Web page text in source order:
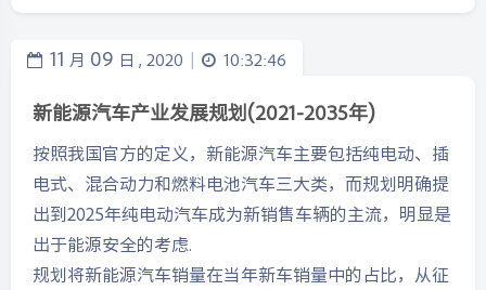
11 月 09 日 , 2020 | 10:32:46
新能源汽车产业发展规划(2021-2035年)
按照我国官方的定义，新能源汽车主要包括纯电动、插
电式、混合动力和燃料电池汽车三大类，而规划明确提
出到2025年纯电动汽车成为新销售车辆的主流，明显是
出于能源安全的考虑.
规划将新能源汽车销量在当年新车销量中的占比，从征